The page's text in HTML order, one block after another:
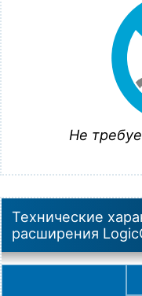
Не
Технические
расширения